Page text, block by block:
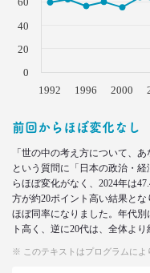
前沢 裕文
–日経クロスト
前沢 裕文
2021.04.26
コロナで｢占い
査とインタビュ
生活総研 上席研究員
荒井 自如
1992 1996 2000
0
20
40
60
前回からほぼ変化なし
「世の中の考え方について、
という質問に「日本の政治・
らほぼ変化がなく、2024年は
方が約20ポイント高い結果と
ほぼ同率になりました。年代別
ト高く、逆に20代は、全体より
※ このテキストはプログラムによ